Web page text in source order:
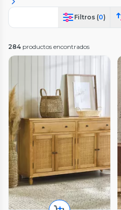
Filtros (0)
284 productos encontrados